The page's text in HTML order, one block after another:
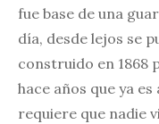
fue base de una
día, desde lejos se
construido en 1868
hace años que ya
requiere que nadie